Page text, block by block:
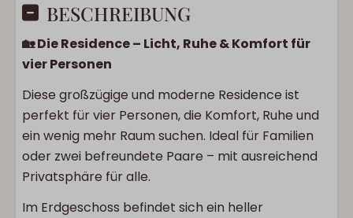
BESCHREIBUNG
🏡 Die Residence – Licht, Ruhe & Komfort für
vier Personen
Diese großzügige und moderne Residence ist
perfekt für vier Personen, die Komfort, Ruhe und
ein wenig mehr Raum suchen. Ideal für Familien
oder zwei befreundete Paare – mit ausreichend
Privatsphäre für alle.
Im Erdgeschoss befindet sich ein heller